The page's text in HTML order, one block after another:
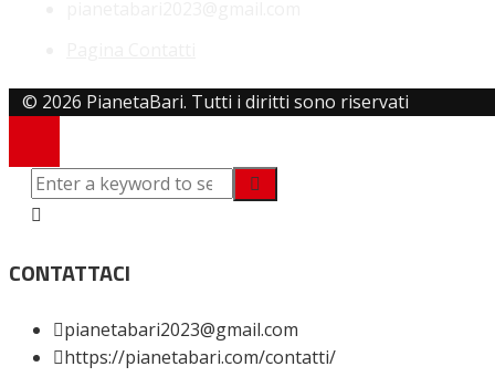
© 2026 PianetaBari. Tutti i diritti sono riservati
CONTATTACI
pianetabari2023@gmail.com
https://pianetabari.com/contatti/